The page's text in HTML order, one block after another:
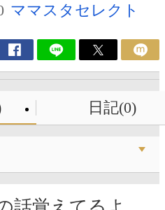
ママスタセレクト
日記(0)